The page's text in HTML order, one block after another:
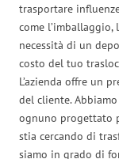
trasportare
come
necessità di un
costo del tuo
L’azienda offre un
del cliente.
ognuno progettato
stia cercando di
siamo in grado di